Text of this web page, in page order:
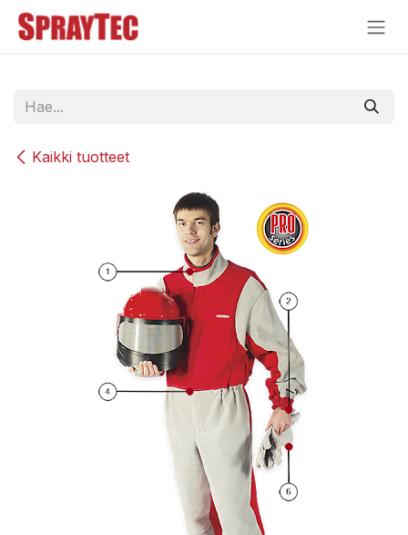
Siirry sisältöön
Kaikki tuotteet